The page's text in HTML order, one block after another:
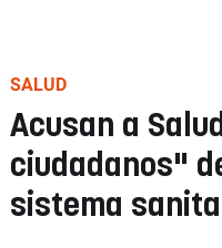
SALUD
Acusan a
ciudadanos"
sistema